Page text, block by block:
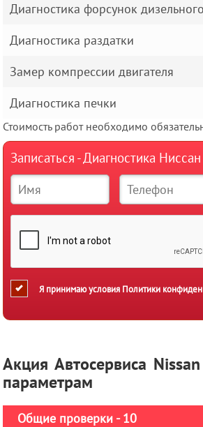
Диагностика форсунок
Диагностика раздатки
Замер компрессии двигателя
Диагностика печки
Стоимость работ необходимо
Записаться - Диагностика
Я принимаю условия Политики
Акция Автосервиса
параметрам
Общие проверки - 10